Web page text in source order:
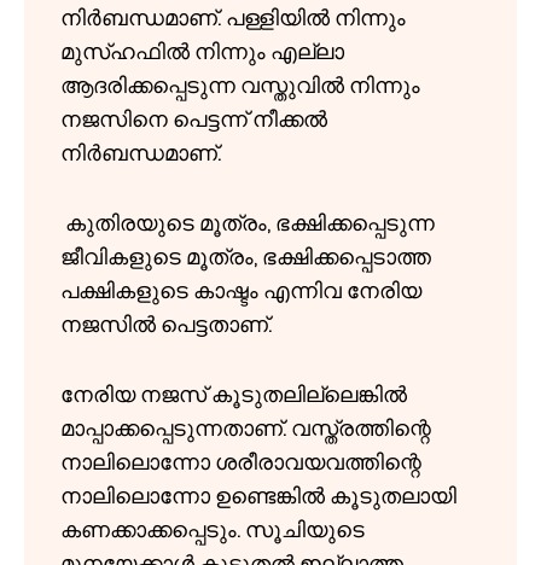
നിർബന്ധമാണ്. പള്ളിയിൽ നിന്നും
മുസ്‌ഹഫിൽ നിന്നും എല്ലാ
ആദരിക്കപ്പെടുന്ന വസ്തുവിൽ നിന്നും
നജസിനെ പെട്ടന്ന് നീക്കൽ
നിർബന്ധമാണ്.
കുതിരയുടെ മൂത്രം, ഭക്ഷിക്കപ്പെടുന്ന
ജീവികളുടെ മൂത്രം, ഭക്ഷിക്കപ്പെടാത്ത
പക്ഷികളുടെ കാഷ്ടം എന്നിവ നേരിയ
നജസിൽ പെട്ടതാണ്.
നേരിയ നജസ് കൂടുതലില്ലെങ്കിൽ
മാപ്പാക്കപ്പെടുന്നതാണ്. വസ്ത്രത്തിന്റെ
നാലിലൊന്നോ ശരീരാവയവത്തിന്റെ
നാലിലൊന്നോ ഉണ്ടെങ്കിൽ കൂടുതലായി
കണക്കാക്കപ്പെടും. സൂചിയുടെ